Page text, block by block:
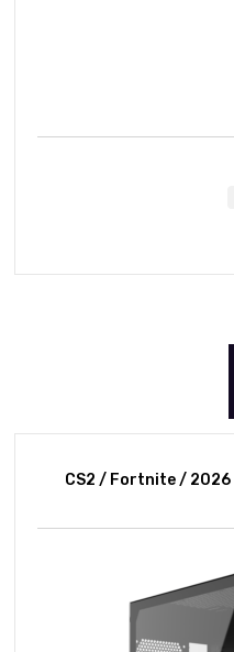
מחשב גיימינג חזק ב 4380 ש"ח !! 2026 CS2 / Fortnite /